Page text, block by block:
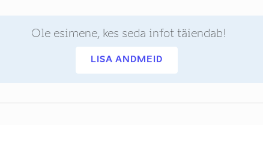
Ole esimene, kes seda infot täiendab!
LISA ANDMEID